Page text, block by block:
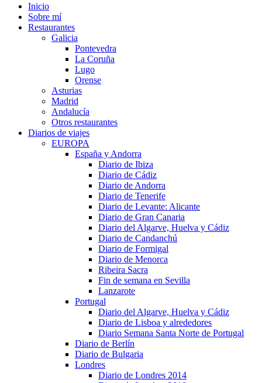
Inicio
Sobre mí
Restaurantes
Galicia
Pontevedra
La Coruña
Lugo
Orense
Asturias
Madrid
Andalucía
Otros restaurantes
Diarios de viajes
EUROPA
España y Andorra
Diario de Ibiza
Diario de Cádiz
Diario de Andorra
Diario de Tenerife
Diario de Levante: Alicante
Diario de Gran Canaria
Diario del Algarve, Huelva y Cádiz
Diario de Candanchú
Diario de Formigal
Diario de Menorca
Ribeira Sacra
Fin de semana en Sevilla
Lanzarote
Portugal
Diario del Algarve, Huelva y Cádiz
Diario de Lisboa y alrededores
Diario Semana Santa Norte de Portugal
Diario de Berlín
Diario de Bulgaria
Londres
Diario de Londres 2014